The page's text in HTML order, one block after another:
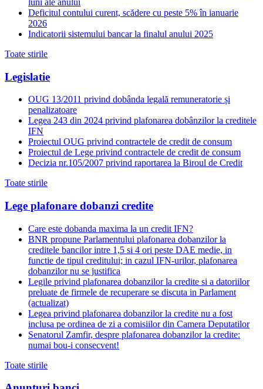
Deficitul contului curent, scădere cu peste 5% în ianuarie
2026
Indicatorii sistemului bancar la finalul anului 2025
Toate stirile
Legislatie
OUG 13/2011 privind dobânda legală remuneratorie și
penalizatoare
Legea 243 din 2024 privind plafonarea dobânzilor la creditele
IFN
Proiectul OUG privind contractele de credit de consum
Proiectul de Lege privind contractele de credit de consum
Decizia nr.105/2007 privind raportarea la Biroul de Credit
Toate stirile
Lege plafonare dobanzi credite
Care este dobanda maxima la un credit IFN?
BNR propune Parlamentului plafonarea dobanzilor la
creditele bancilor intre 1,5 si 4 ori peste DAE medie, in
functie de tipul creditului; in cazul IFN-urilor, plafonarea
dobanzilor nu se justifica
Legile privind plafonarea dobanzilor la credite si a datoriilor
preluate de firmele de recuperare se discuta in Parlament
(actualizat)
Legea privind plafonarea dobanzilor la credite nu a fost
inclusa pe ordinea de zi a comisiilor din Camera Deputatilor
Senatorul Zamfir, despre plafonarea dobanzilor la credite:
numai bou-i consecvent!
Toate stirile